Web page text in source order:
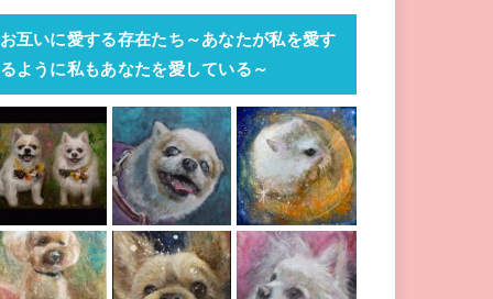
お互いに愛する存在たち～あなたが私を愛す
るように私もあなたを愛している～